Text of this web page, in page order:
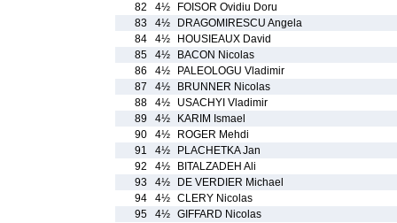
82
4½
FOISOR Ovidiu Doru
83
4½
DRAGOMIRESCU Angela
84
4½
HOUSIEAUX David
85
4½
BACON Nicolas
86
4½
PALEOLOGU Vladimir
87
4½
BRUNNER Nicolas
88
4½
USACHYI Vladimir
89
4½
KARIM Ismael
90
4½
ROGER Mehdi
91
4½
PLACHETKA Jan
92
4½
BITALZADEH Ali
93
4½
DE VERDIER Michael
94
4½
CLERY Nicolas
95
4½
GIFFARD Nicolas